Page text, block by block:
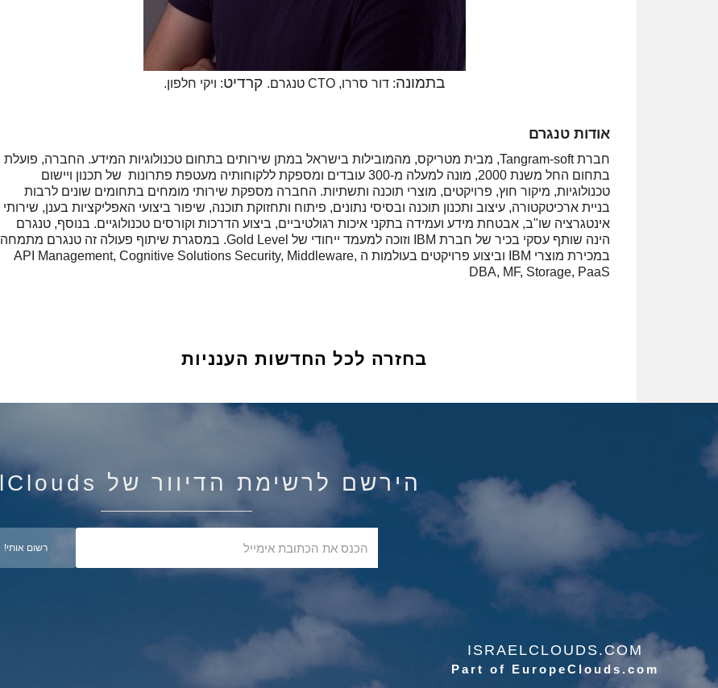
בתמונה: דור סררו, CTO טנגרם. קרדיט: ויקי חלפון.
אודות טנגרם
חברת Tangram-soft, מבית מטריקס, מהמובילות בישראל במתן שירותים בתחום טכנולוגיות המידע. החברה, פועלת
בתחום החל משנת 2000, מונה למעלה מ-300 עובדים ומספקת ללקוחותיה מעטפת פתרונות של תכנון ויישום
טכנולוגיות, מיקור חוץ, פרויקטים, מוצרי תוכנה ותשתיות. החברה מספקת שירותי מומחים בתחומים שונים לרבות
בניית ארכיטקטורה, עיצוב ותכנון תוכנה ובסיסי נתונים, פיתוח ותחזוקת תוכנה, שיפור ביצועי האפליקציות בענן, שירותי
אינטגרציה שו"ב, אבטחת מידע ועמידה בתקני איכות רגולטיביים, ביצוע הדרכות וקורסים טכנולוגיים. בנוסף, טנגרם
הינה שותף עסקי בכיר של חברת IBM וזוכה למעמד ייחודי של Gold Level. במסגרת שיתוף פעולה זה טנגרם מתמחה
במכירת מוצרי IBM וביצוע פרויקטים בעולמות ה API Management, Cognitive Solutions Security, Middleware,
DBA, MF, Storage, PaaS
בחזרה לכל החדשות הענניות
הירשם לרשימת הדיוור של IsraelClouds
ISRAELCLOUDS.COM
Part of EuropeClouds.com